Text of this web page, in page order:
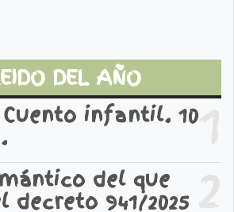
DEL AÑO
1
infantil. 10
2
del que
decreto 941/2025